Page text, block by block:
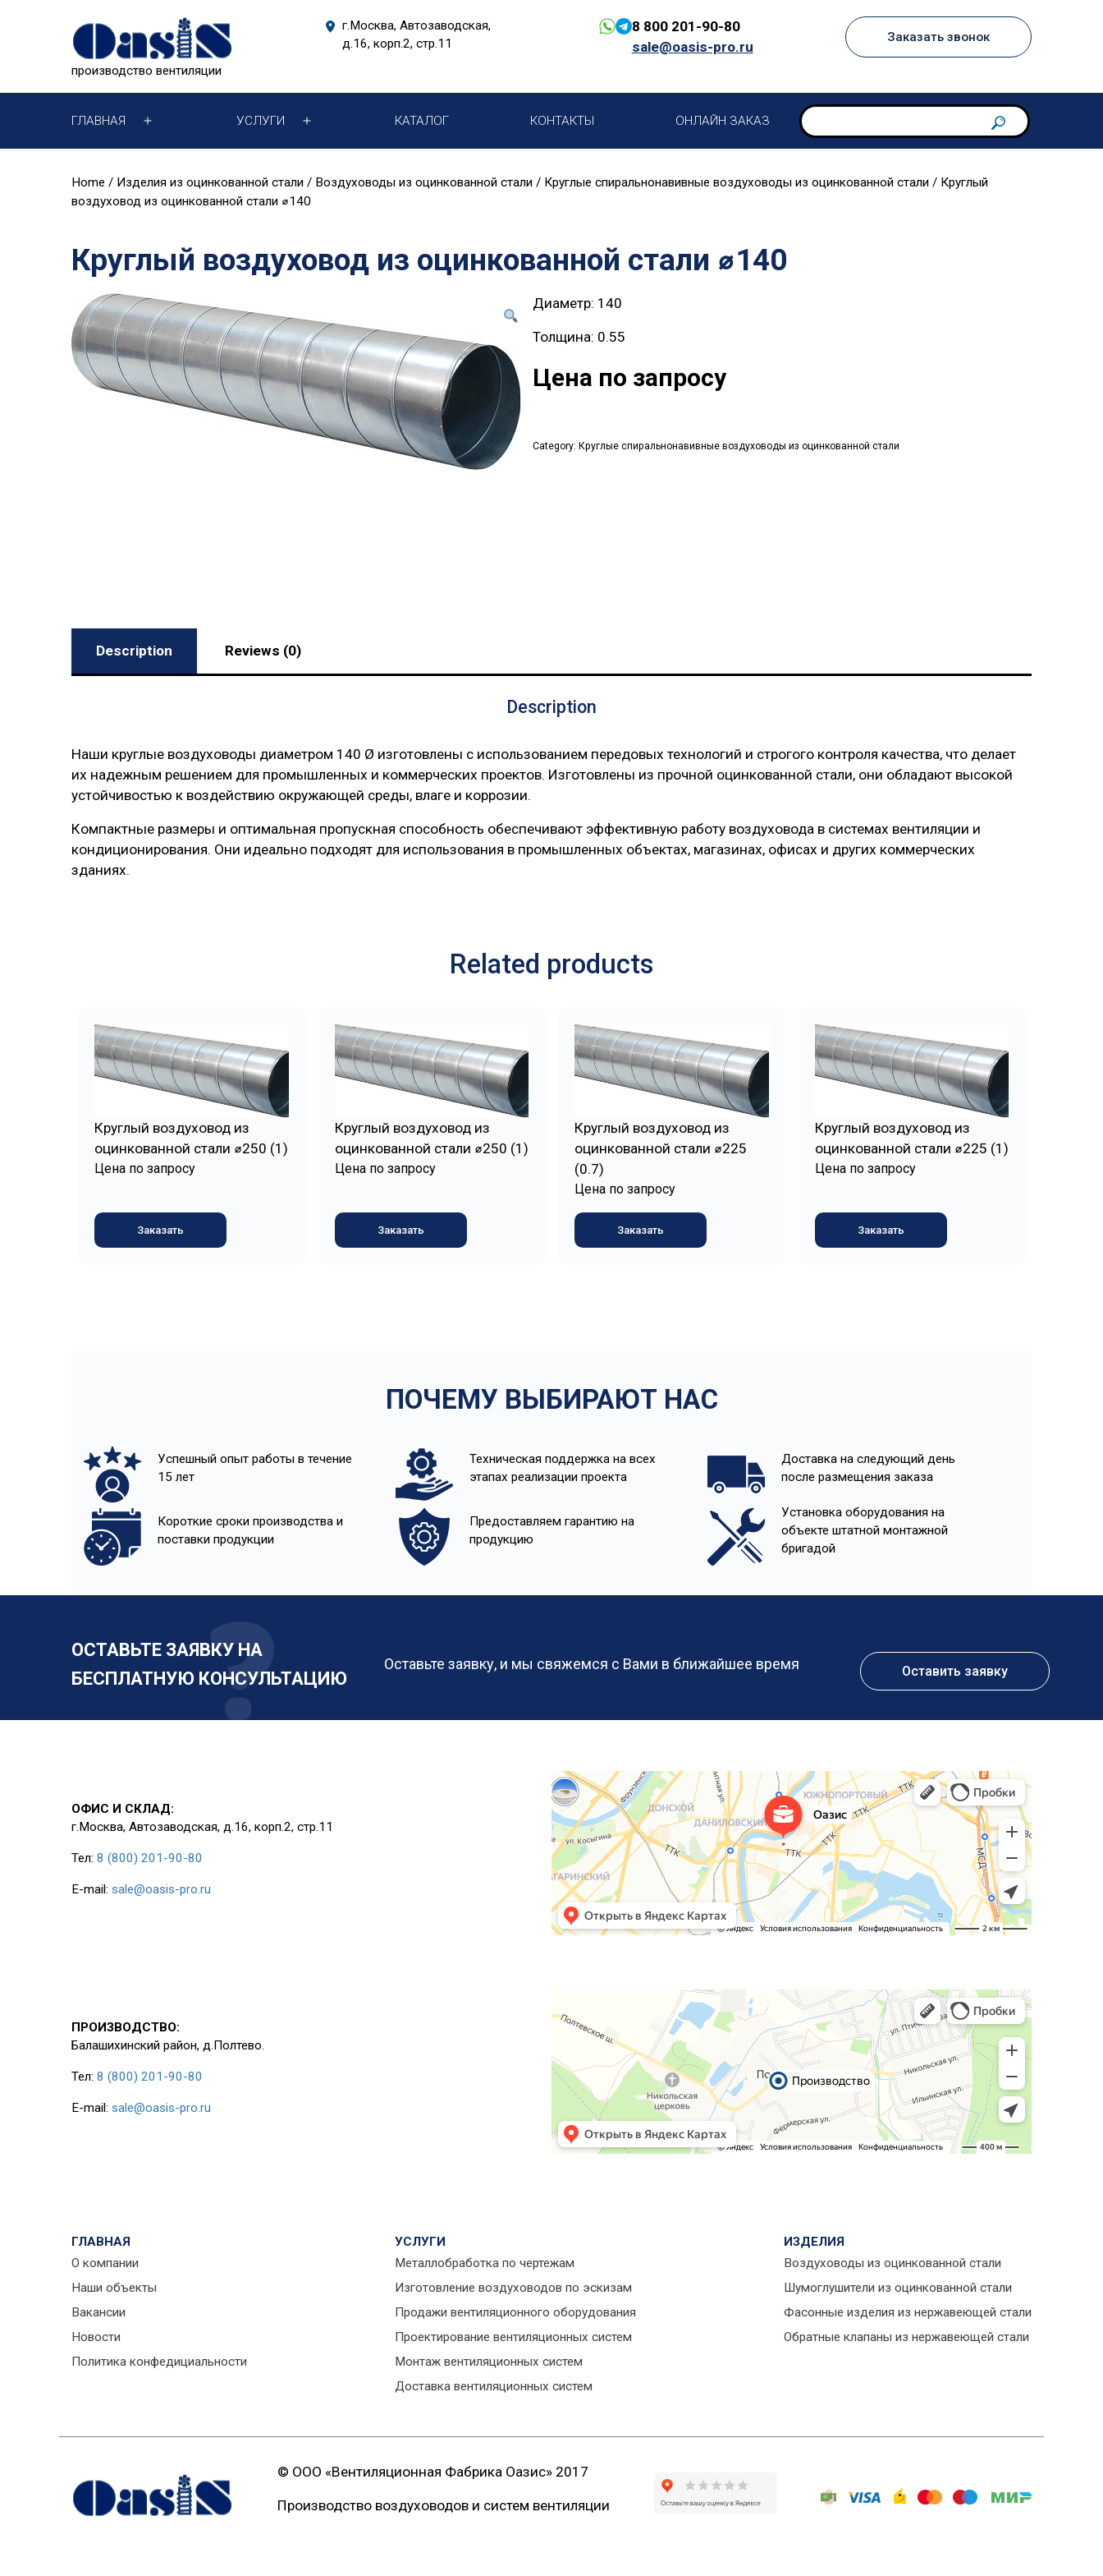
содержимому
производство вентиляции
г.Москва, Автозаводская,
д.16, корп.2, стр.11
8 800 201-90-80
sale@oasis-pro.ru
Заказать звонок
ГЛАВНАЯ
Открыть
меню
УСЛУГИ
Открыть
меню
КАТАЛОГ КОНТАКТЫ ОНЛАЙН ЗАКАЗ
Home / Изделия из оцинкованной стали / Воздуховоды из оцинкованной стали / Круглые спиральнонавивные воздуховоды из оцинкованной стали / Круглый
воздуховод из оцинкованной стали ⌀140
Круглый воздуховод из оцинкованной стали ⌀140
Диаметр: 140
Толщина: 0.55
Цена по запросу
Category: Круглые спиральнонавивные воздуховоды из оцинкованной стали
Description Reviews (0)
Description
Наши круглые воздуховоды диаметром 140 Ø изготовлены с использованием передовых технологий и строгого контроля качества, что делает
их надежным решением для промышленных и коммерческих проектов. Изготовлены из прочной оцинкованной стали, они обладают высокой
устойчивостью к воздействию окружающей среды, влаге и коррозии.
Компактные размеры и оптимальная пропускная способность обеспечивают эффективную работу воздуховода в системах вентиляции и
кондиционирования. Они идеально подходят для использования в промышленных объектах, магазинах, офисах и других коммерческих
зданиях.
Related products
Круглый воздуховод из
оцинкованной стали ⌀250 (1)
Цена по запросу
Заказать
Круглый воздуховод из
оцинкованной стали ⌀250 (1)
Цена по запросу
Заказать
Круглый воздуховод из
оцинкованной стали ⌀225
(0.7)
Цена по запросу
Заказать
Круглый воздуховод из
оцинкованной стали ⌀225 (1)
Цена по запросу
Заказать
ПОЧЕМУ ВЫБИРАЮТ НАС
Успешный опыт работы в течение
15 лет
Техническая поддержка на всех
этапах реализации проекта
Доставка на следующий день
после размещения заказа
Короткие сроки производства и
поставки продукции
Предоставляем гарантию на
продукцию
Установка оборудования на
объекте штатной монтажной
бригадой
ОСТАВЬТЕ ЗАЯВКУ НА
БЕСПЛАТНУЮ КОНСУЛЬТАЦИЮ
Оставьте заявку, и мы свяжемся с Вами в ближайшее время Оставить заявку
ОФИС И СКЛАД:
г.Москва, Автозаводская, д.16, корп.2, стр.11
Тел: 8 (800) 201-90-80
E-mail: sale@oasis-pro.ru
ПРОИЗВОДСТВО:
Балашихинский район, д.Полтево.
Тел: 8 (800) 201-90-80
E-mail: sale@oasis-pro.ru
ГЛАВНАЯ
О компании
Наши объекты
Вакансии
Новости
Политика конфедициальности
УСЛУГИ
Металлобработка по чертежам
Изготовление воздуховодов по эскизам
Продажи вентиляционного оборудования
Проектирование вентиляционных систем
Монтаж вентиляционных систем
Доставка вентиляционных систем
ИЗДЕЛИЯ
Воздуховоды из оцинкованной стали
Шумоглушители из оцинкованной стали
Фасонные изделия из нержавеющей стали
Обратные клапаны из нержавеющей стали
© ООО «Вентиляционная Фабрика Оазис» 2017
Производство воздуховодов и систем вентиляции